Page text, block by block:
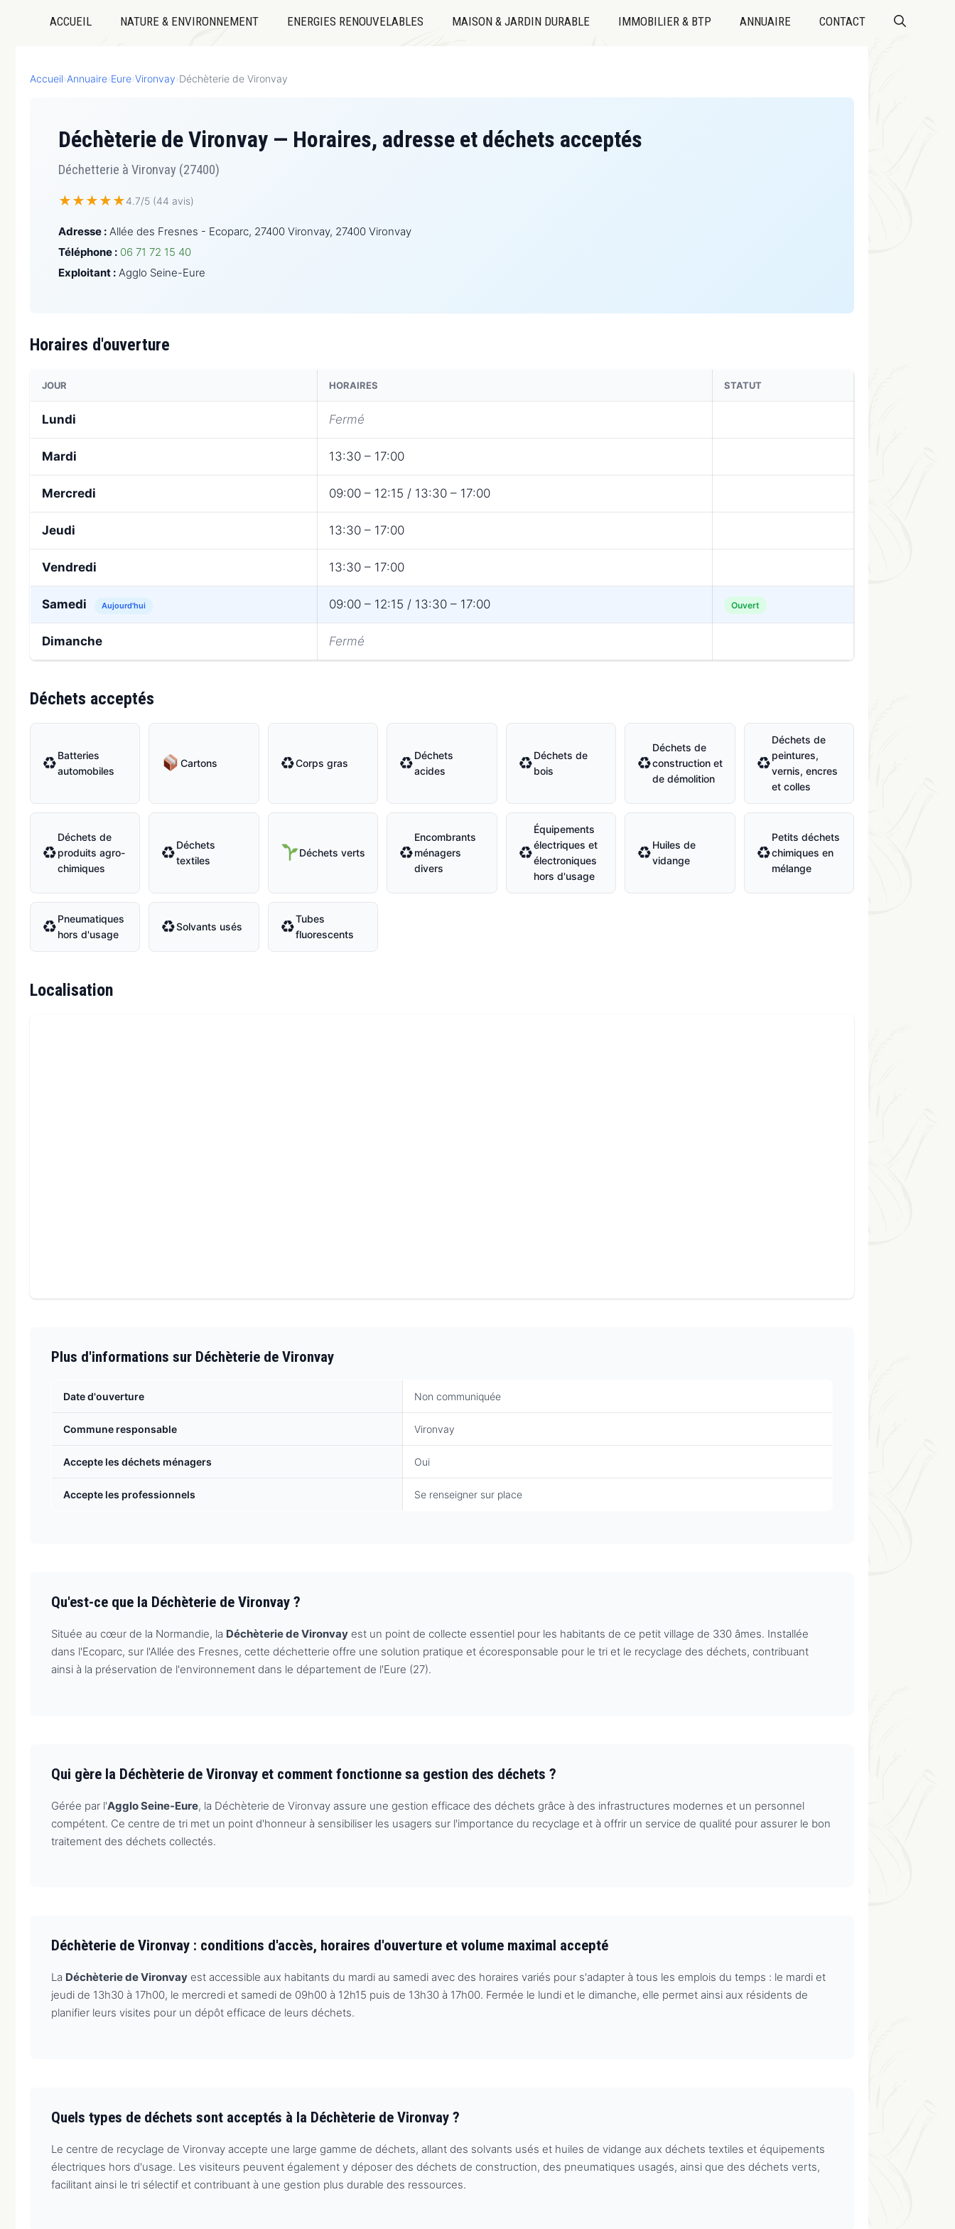
ACCUEIL NATURE & ENVIRONNEMENT ENERGIES RENOUVELABLES MAISON & JARDIN DURABLE IMMOBILIER & BTP ANNUAIRE CONTACT
Accueil›Annuaire›Eure›Vironvay›Déchèterie de Vironvay
Déchèterie de Vironvay — Horaires, adresse et déchets acceptés
Déchetterie à Vironvay (27400)
★★★★★4.7/5 (44 avis)
Adresse : Allée des Fresnes - Ecoparc, 27400 Vironvay, 27400 Vironvay
Téléphone : 06 71 72 15 40
Exploitant : Agglo Seine-Eure
Horaires d'ouverture
JOUR HORAIRES STATUT
Lundi Fermé
Mardi 13:30 – 17:00
Mercredi 09:00 – 12:15 / 13:30 – 17:00
Jeudi 13:30 – 17:00
Vendredi 13:30 – 17:00
Samedi Aujourd'hui 09:00 – 12:15 / 13:30 – 17:00 Ouvert
Dimanche Fermé
Déchets acceptés
♻Batteries
automobiles
Cartons ♻Corps gras ♻Déchets
acides
♻Déchets de
bois
♻
Déchets de
construction et
de démolition
♻
Déchets de
peintures,
vernis, encres
et colles
♻
Déchets de
produits agro-
chimiques
♻Déchets
textiles
Déchets verts ♻
Encombrants
ménagers
divers
♻
Équipements
électriques et
électroniques
hors d'usage
♻Huiles de
vidange
♻
Petits déchets
chimiques en
mélange
♻Pneumatiques
hors d'usage
♻Solvants usés ♻Tubes
fluorescents
Localisation
Plus d'informations sur Déchèterie de Vironvay
Date d'ouverture Non communiquée
Commune responsable Vironvay
Accepte les déchets ménagers Oui
Accepte les professionnels Se renseigner sur place
Qu'est-ce que la Déchèterie de Vironvay ?
Située au cœur de la Normandie, la Déchèterie de Vironvay est un point de collecte essentiel pour les habitants de ce petit village de 330 âmes. Installée
dans l'Ecoparc, sur l'Allée des Fresnes, cette déchetterie offre une solution pratique et écoresponsable pour le tri et le recyclage des déchets, contribuant
ainsi à la préservation de l'environnement dans le département de l'Eure (27).
Qui gère la Déchèterie de Vironvay et comment fonctionne sa gestion des déchets ?
Gérée par l'Agglo Seine-Eure, la Déchèterie de Vironvay assure une gestion efficace des déchets grâce à des infrastructures modernes et un personnel
compétent. Ce centre de tri met un point d'honneur à sensibiliser les usagers sur l'importance du recyclage et à offrir un service de qualité pour assurer le bon
traitement des déchets collectés.
Déchèterie de Vironvay : conditions d'accès, horaires d'ouverture et volume maximal accepté
La Déchèterie de Vironvay est accessible aux habitants du mardi au samedi avec des horaires variés pour s'adapter à tous les emplois du temps : le mardi et
jeudi de 13h30 à 17h00, le mercredi et samedi de 09h00 à 12h15 puis de 13h30 à 17h00. Fermée le lundi et le dimanche, elle permet ainsi aux résidents de
planifier leurs visites pour un dépôt efficace de leurs déchets.
Quels types de déchets sont acceptés à la Déchèterie de Vironvay ?
Le centre de recyclage de Vironvay accepte une large gamme de déchets, allant des solvants usés et huiles de vidange aux déchets textiles et équipements
électriques hors d'usage. Les visiteurs peuvent également y déposer des déchets de construction, des pneumatiques usagés, ainsi que des déchets verts,
facilitant ainsi le tri sélectif et contribuant à une gestion plus durable des ressources.